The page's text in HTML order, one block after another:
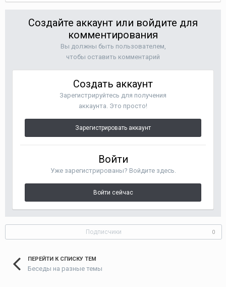
Создайте аккаунт или войдите для
комментирования
Вы должны быть пользователем,
чтобы оставить комментарий
Создать аккаунт
Зарегистрируйтесь для получения
аккаунта. Это просто!
Зарегистрировать аккаунт
Войти
Уже зарегистрированы? Войдите здесь.
Войти сейчас
Подписчики 0
ПЕРЕЙТИ К СПИСКУ ТЕМ
Беседы на разные темы